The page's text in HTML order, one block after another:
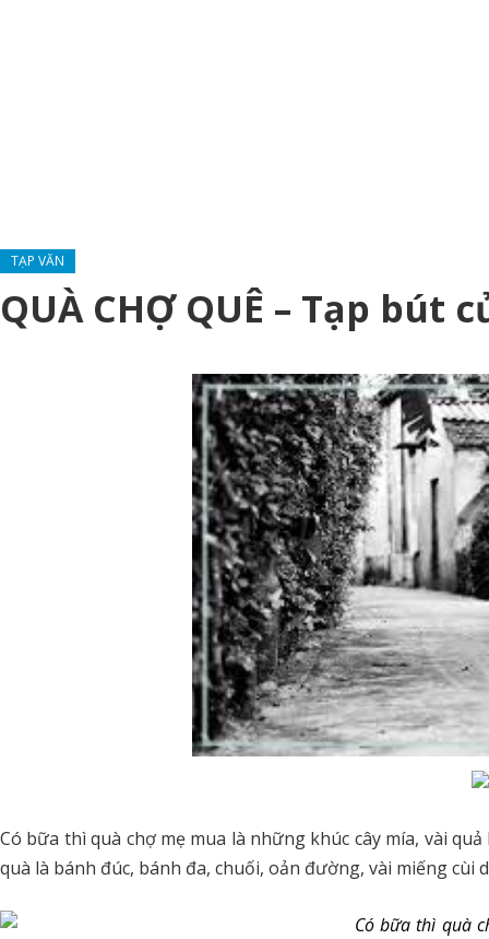
TẠP VĂN
QUÀ CHỢ QUÊ – Tạp bút
Có bữa thì quà chợ mẹ mua là những khúc cây mía, vài
quà là bánh đúc, bánh đa, chuối, oản đường, vài miếng cùi
Có bữa thì quà